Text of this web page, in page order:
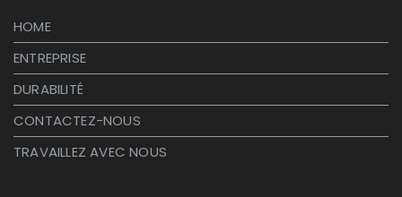
HOME
ENTREPRISE
DURABILITÉ
CONTACTEZ-NOUS
TRAVAILLEZ AVEC NOUS